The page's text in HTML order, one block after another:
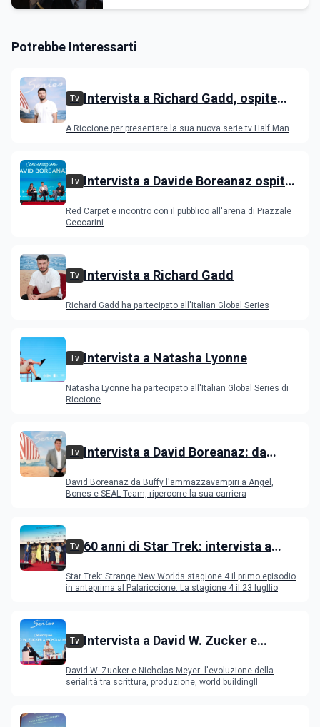
Potrebbe Interessarti
Tv Intervista a Richard Gadd, ospite
A Riccione per presentare la sua nuova serie tv Half Man
Tv Intervista a Davide Boreanaz ospite
Red Carpet e incontro con il pubblico all'arena di Piazzale
Ceccarini
Tv Intervista a Richard Gadd
Richard Gadd ha partecipato all'Italian Global Series
Tv Intervista a Natasha Lyonne
Natasha Lyonne ha partecipato all'Italian Global Series di
Riccione
Tv Intervista a David Boreanaz: da
Bones e SEAL Team
David Boreanaz da Buffy l'ammazzavampiri a Angel,
Bones e SEAL Team, ripercorre la sua carriera
Tv 60 anni di Star Trek: intervista a
Romijn, Anson Mount
Star Trek: Strange New Worlds stagione 4 il primo episodio
in anteprima al Palariccione. La stagione 4 il 23 lugllio
Tv Intervista a David W. Zucker e
serialità internazionale
David W. Zucker e Nicholas Meyer: l'evoluzione della
serialità tra scrittura, produzione, world buildingll